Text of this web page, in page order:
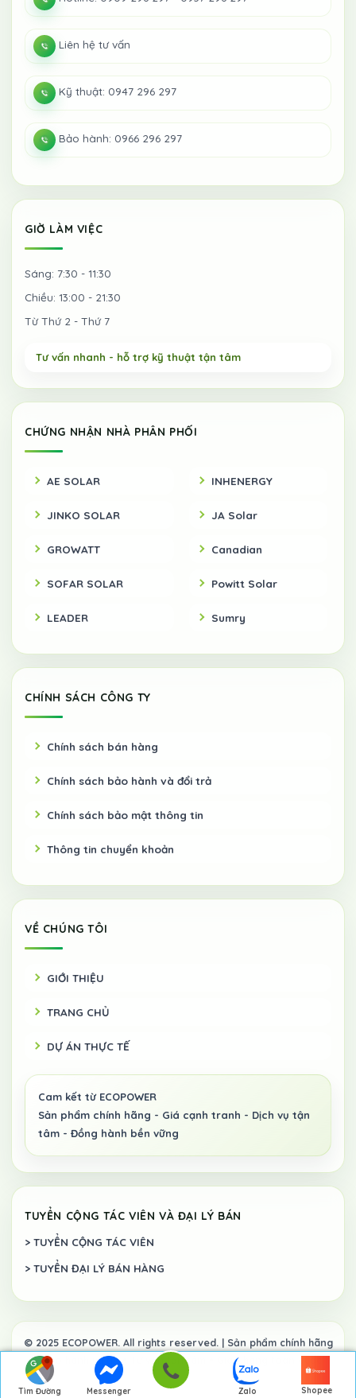
Tìm Đường Messenger Zalo Shopee
Liên hệ tư vấn
Kỹ thuật: 0947 296 297
Bảo hành: 0966 296 297
GIỜ LÀM VIỆC
Sáng: 7:30 - 11:30
Chiều: 13:00 - 21:30
Từ Thứ 2 - Thứ 7
CHỨNG NHẬN NHÀ PHÂN PHỐI
AE SOLAR
JINKO SOLAR
GROWATT
SOFAR SOLAR
LEADER
INHENERGY
JA Solar
Canadian
Powitt Solar
Sumry
CHÍNH SÁCH CÔNG TY
Chính sách bán hàng
Chính sách bảo hành và đổi trả
Chính sách bảo mật thông tin
Thông tin chuyển khoản
VỀ CHÚNG TÔI
GIỚI THIỆU
TRANG CHỦ
DỰ ÁN THỰC TẾ
TUYỂN CỘNG TÁC VIÊN VÀ ĐẠI LÝ BÁN
> TUYỂN CỘNG TÁC VIÊN
> TUYỂN ĐẠI LÝ BÁN HÀNG